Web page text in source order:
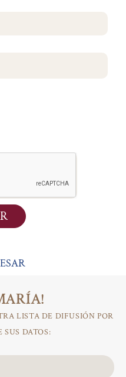
LISTA DE DIFUSIÓN POR
SUS DATOS: